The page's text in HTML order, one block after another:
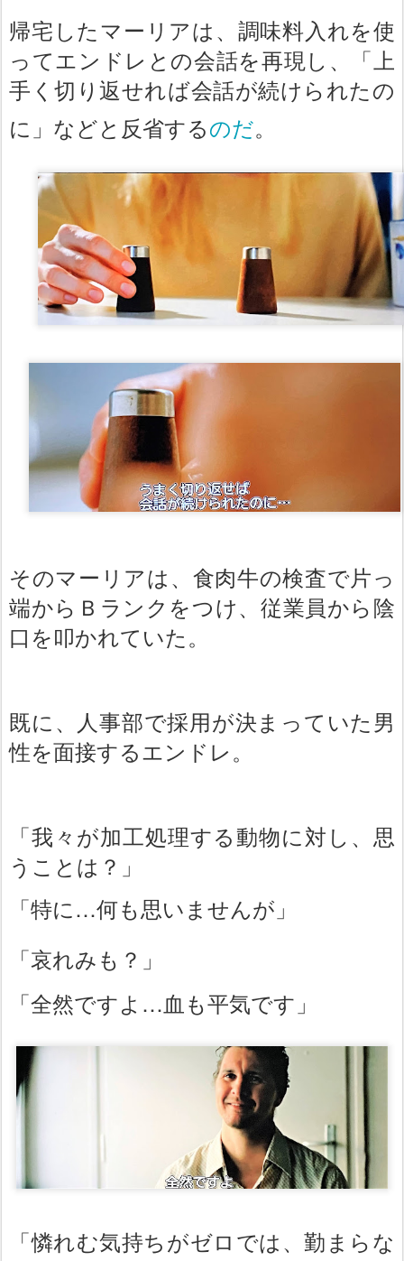
帰宅したマーリアは、調味料入れを使
ってエンドレとの会話を再現し、「上
手く切り返せれば会話が続けられたの
に」などと反省するのだ。
そのマーリアは、食肉牛の検査で片っ
端からＢランクをつけ、従業員から陰
口を叩かれていた。
既に、人事部で採用が決まっていた男
性を面接するエンドレ。
「我々が加工処理する動物に対し、思
うことは？」
「特に…何も思いませんが」
「哀れみも？」
「全然ですよ…血も平気です」
「憐れむ気持ちがゼロでは、勤まらな